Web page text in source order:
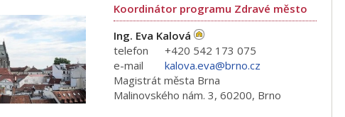
Koordinátor programu Zdravé město
Ing. Eva Kalová
telefon
+420 542 173 075
e-mail
kalova.eva@brno.cz
Magistrát města Brna
Malinovského nám. 3, 60200, Brno